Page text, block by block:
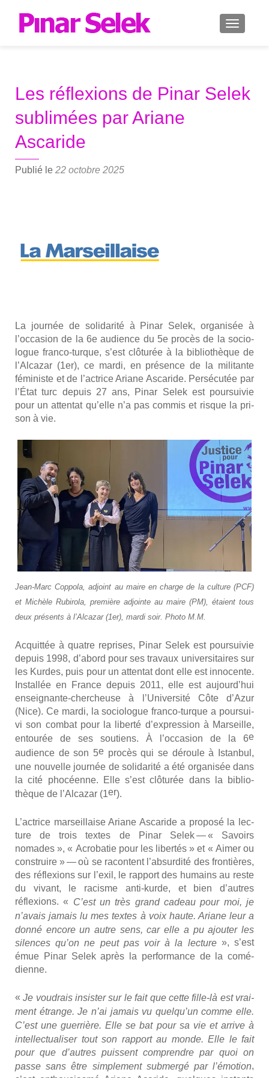
Les réflexions de Pinar Selek
sublimées par Ariane
Ascaride
Publié le 22 octobre 2025
La jour­née de soli­da­ri­té à Pinar Selek, orga­ni­sée à
l’occasion de la 6e audience du 5e pro­cès de la socio­
logue fran­co-turque, s’est clô­tu­rée à la biblio­thèque de
l’Alcazar (1er), ce mar­di, en pré­sence de la mili­tante
fémi­niste et de l’actrice Ariane Asca­ride. Per­sé­cu­tée par
l’État turc depuis 27 ans, Pinar Selek est pour­sui­vie
pour un atten­tat qu’elle n’a pas com­mis et risque la pri­
son à vie.
Jean-Marc Cop­po­la, adjoint au maire en charge de la culture (PCF)
et Michèle Rubi­ro­la, pre­mière adjointe au maire (PM), étaient tous
deux pré­sents à l’Alcazar (1er), mar­di soir. Pho­to M.M.
Acquit­tée à quatre reprises, Pinar Selek est pour­sui­vie
depuis 1998, d’abord pour ses tra­vaux uni­ver­si­taires sur
les Kurdes, puis pour un atten­tat dont elle est inno­cente.
Ins­tal­lée en France depuis 2011, elle est aujourd’hui
ensei­gnante-cher­cheuse à l’Université Côte d’Azur
(Nice). Ce mar­di, la socio­logue fran­co-turque a pour­sui­
vi son com­bat pour la liber­té d’expression à Mar­seille,
entou­rée de ses sou­tiens. À l’occasion de la 6e
audience de son 5e pro­cès qui se déroule à Istan­bul,
une nou­velle jour­née de soli­da­ri­té a été orga­ni­sée dans
la cité pho­céenne. Elle s’est clô­tu­rée dans la biblio­
thèque de l’Alcazar (1er).
L’actrice mar­seillaise Ariane Asca­ride a pro­po­sé la lec­
ture de trois textes de Pinar Selek — « Savoirs
nomades », « Acro­ba­tie pour les liber­tés » et « Aimer ou
construire » — où se racontent l’absurdité des fron­tières,
des réflexions sur l’exil, le rap­port des humains au reste
du vivant, le racisme anti-kurde, et bien d’autres
réflexions. « C’est un très grand cadeau pour moi, je
n’avais jamais lu mes textes à voix haute. Ariane leur a
don­né encore un autre sens, car elle a pu ajou­ter les
silences qu’on ne peut pas voir à la lec­ture », s’est
émue Pinar Selek après la per­for­mance de la comé­
dienne.
« Je vou­drais insis­ter sur le fait que cette fille-là est vrai­
ment étrange. Je n’ai jamais vu quelqu’un comme elle.
C’est une guer­rière. Elle se bat pour sa vie et arrive à
intel­lec­tua­li­ser tout son rap­port au monde. Elle le fait
pour que d’autres puissent com­prendre par quoi on
passe sans être sim­ple­ment sub­mer­gé par l’émotion,